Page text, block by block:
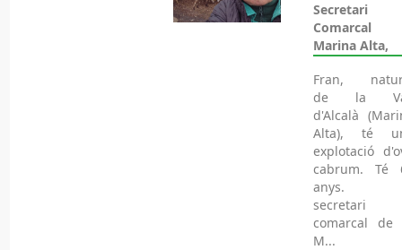
Secretari
Comarcal
Marina Alta,
Fran,
de la
d'Alcalà
Alta), té
explotació
cabrum. Té
anys.
secretari
comarcal de
M...